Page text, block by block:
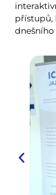
přístupů,
dnešního